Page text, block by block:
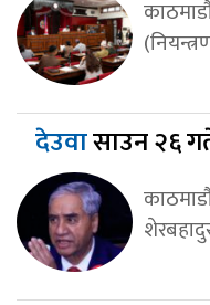
देउवासाउन २६